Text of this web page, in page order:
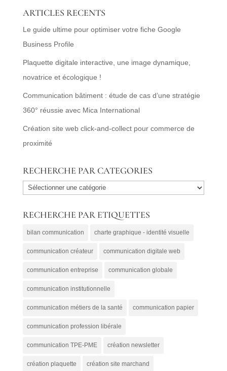
ARTICLES RECENTS
Le guide ultime pour optimiser votre fiche Google
Business Profile
Plaquette digitale interactive, une image dynamique,
novatrice et écologique !
Communication bâtiment : étude de cas d’une stratégie
360° réussie avec Mica International
Création site web click-and-collect pour commerce de
proximité
RECHERCHE PAR CATEGORIES
RECHERCHE
CATEGORIES
RECHERCHE PAR ETIQUETTES
bilan communication charte graphique - identité visuelle
communication créateur communication digitale web
communication entreprise communication globale
communication institutionnelle
communication métiers de la santé communication papier
communication profession libérale
communication TPE-PME création newsletter
création plaquette création site marchand